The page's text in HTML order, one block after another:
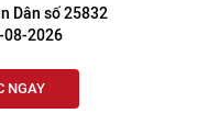
Dân số 25832
08-2026
NGAY